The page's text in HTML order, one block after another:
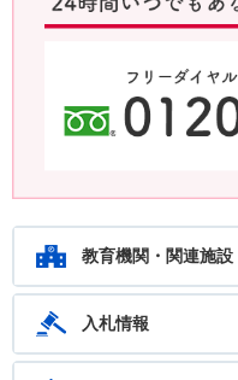
鹿児島教育ホットライン24
ます。フリーダイヤル：
教育機関・関連施設
入札情報